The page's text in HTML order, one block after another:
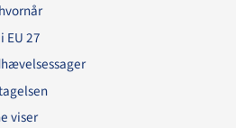
EU 27
viser